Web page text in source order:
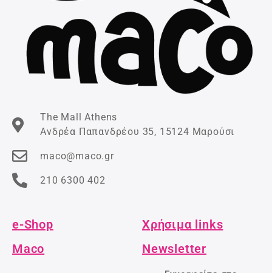
The Mall Athens
Ανδρέα Παπανδρέου 35, 15124 Μαρούσι
maco@maco.gr
210 6300 402
e-Shop
Χρήσιμα links
Maco
Newsletter